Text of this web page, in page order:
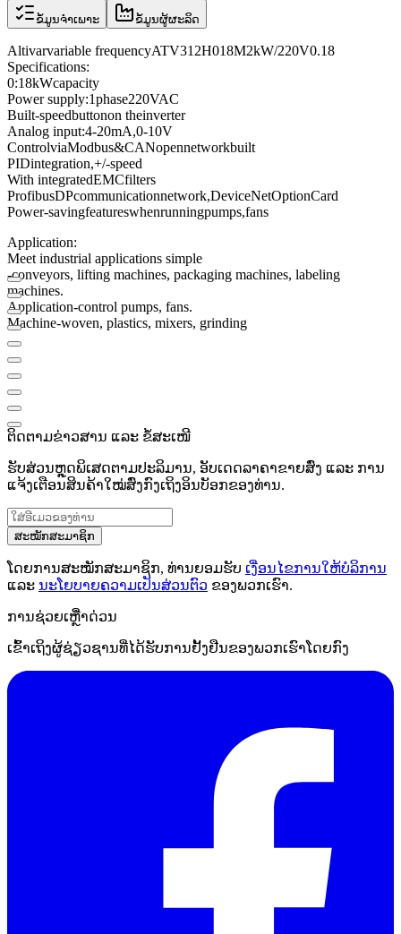
ຂໍ້ມູນຈຳເພາະ ຂໍ້ມູນຜູ້ຜະລິດ
Altivarvariable frequencyATV312H018M2kW/220V0.18
Specifications:
0:18kWcapacity
Power supply:1phase220VAC
Built-speedbuttonon theinverter
Analog input:4-20mA,0-10V
ControlviaModbus&CANopennetworkbuilt
PIDintegration,+/-speed
With integratedEMCfilters
ProfibusDPcommunicationnetwork,DeviceNetOptionCard
Power-savingfeatureswhenrunningpumps,fans
Application:
Meet industrial applications simple
-conveyors, lifting machines, packaging machines, labeling
machines.
Application-control pumps, fans.
Machine-woven, plastics, mixers, grinding
ຕິດຕາມຂ່າວສານ ແລະ ຂໍ້ສະເໜີ
ຮັບສ່ວນຫຼຸດພິເສດຕາມປະລິມານ, ອັບເດດລາຄາຂາຍສົ່ງ ແລະ ການ
ແຈ້ງເຕືອນສິນຄ້າໃໝ່ສົ່ງກົງເຖິງອິນບັອກຂອງທ່ານ.
ສະໝັກສະມາຊິກ
ໂດຍການສະໝັກສະມາຊິກ, ທ່ານຍອມຮັບ ເງື່ອນໄຂການໃຫ້ບໍລິການ
ແລະ ນະໂຍບາຍຄວາມເປັນສ່ວນຕົວ ຂອງພວກເຮົາ.
ການຊ່ວຍເຫຼືໍາດ່ວນ
ເຂົ້າເຖິງຜູ້ຊ່ຽວຊານທີ່ໄດ້ຮັບການຢັ້ງຢືນຂອງພວກເຮົາໂດຍກົງ